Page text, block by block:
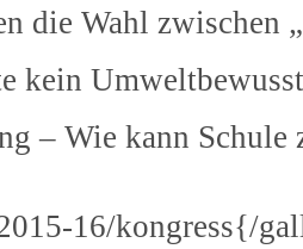
die Wahl zwischen
kein
– Wie kann Schule
16/kongress{/